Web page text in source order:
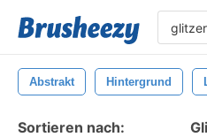
Abstrakt Hintergrund
Sortieren nach: